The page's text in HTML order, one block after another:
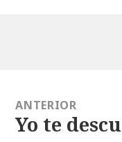
ANTERIOR
Entrada
Yo te